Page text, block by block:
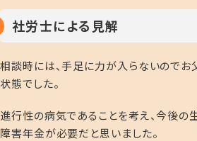
社労士による見解
相談時には、手足に力が入らないので
状態でした。
進行性の病気であることを考え、今後の
障害年金が必要だと思いました。